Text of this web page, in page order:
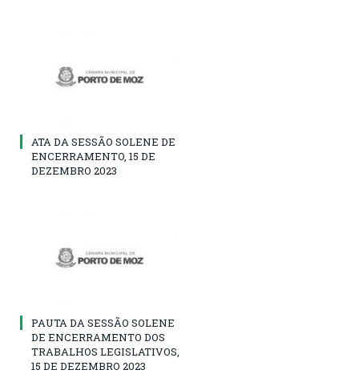
ATA DA SESSÃO SOLENE DE
ENCERRAMENTO, 15 DE
DEZEMBRO 2023
PAUTA DA SESSÃO SOLENE
DE ENCERRAMENTO DOS
TRABALHOS LEGISLATIVOS,
15 DE DEZEMBRO 2023